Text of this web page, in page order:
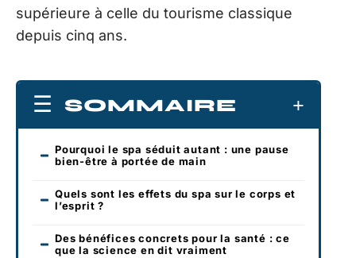
supérieure à celle du tourisme classique
depuis cinq ans.
SOMMAIRE
Pourquoi le spa séduit autant : une pause
bien-être à portée de main
Quels sont les effets du spa sur le corps et
l’esprit ?
Des bénéfices concrets pour la santé : ce
que la science en dit vraiment